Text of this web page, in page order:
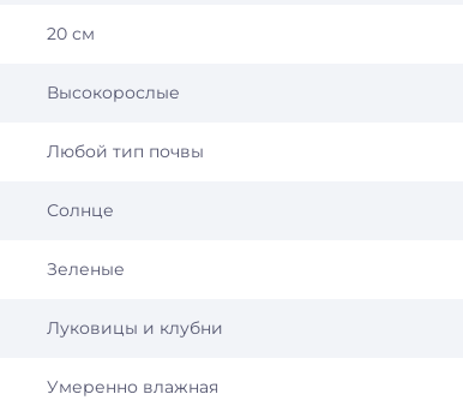
20 см
Высокорослые
Любой тип почвы
Солнце
Зеленые
Луковицы и клубни
Умеренно влажная